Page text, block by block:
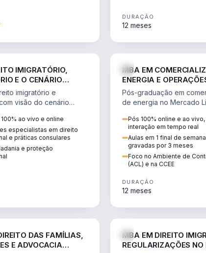
DURAÇÃO
12 meses
IMIGRATÓRIO,
E O CENÁRIO
imigratório e
visão do cenário
e consultoria
ao vivo e online
especialistas em direito
e práticas consulares
e proteção
MBA EM
ENERGIA E
MERCADO LIVRE
Pós-graduação em
de energia no Mercado
risco e migração de
Pós 100% online e ao
interação em tempo real
Aulas em 1 final de
gravadas por 3 meses
Foco no Ambiente de
(ACL) e na CCEE
DURAÇÃO
12 meses
DAS FAMÍLIAS,
E ADVOCACIA
MBA EM DIREITO
REGULARIZAÇÕES NO